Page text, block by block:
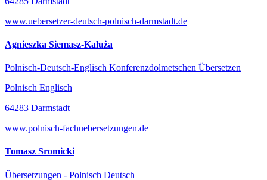
www.uebersetzer-deutsch-polnisch-darmstadt.de
Agnieszka Siemasz-Kałuża
Polnisch-Deutsch-Englisch Konferenzdolmetschen Übersetzen
Polnisch Englisch
64283 Darmstadt
www.polnisch-fachuebersetzungen.de
Tomasz Sromicki
Übersetzungen - Polnisch Deutsch